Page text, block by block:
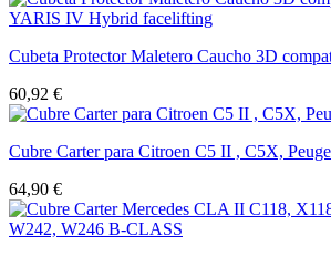
Cubeta Protector Maletero Caucho 3D
60,92 €
Cubre Carter para Citroen C5 II , C5X,
64,90 €